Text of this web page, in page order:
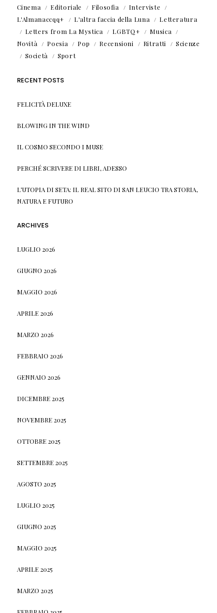
Cinema Editoriale Filosofia
Interviste
L'Almanaccqq+
L'altra faccia della Luna
Letteratura
Letters from La Mystica
LGBTQ+
Musica
Novità
Poesia Pop Recensioni Ritratti
Scienze
Società
Sport
RECENT POSTS
FELICITÀ DELUXE
BLOWING IN THE WIND
IL COSMO SECONDO I MUSE
PERCHÉ SCRIVERE DI LIBRI, ADESSO
L’UTOPIA DI SETA: IL REAL SITO DI SAN LEUCIO TRA STORIA,
NATURA E FUTURO
ARCHIVES
LUGLIO 2026
GIUGNO 2026
MAGGIO 2026
APRILE 2026
MARZO 2026
FEBBRAIO 2026
GENNAIO 2026
DICEMBRE 2025
NOVEMBRE 2025
OTTOBRE 2025
SETTEMBRE 2025
AGOSTO 2025
LUGLIO 2025
GIUGNO 2025
MAGGIO 2025
APRILE 2025
MARZO 2025